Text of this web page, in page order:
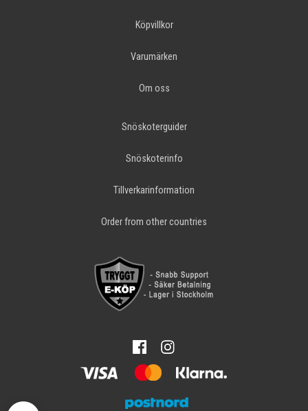
Köpvillkor
Varumärken
Om oss
Snöskoterguider
Snöskoterinfo
Tillverkarinformation
Order from other countries